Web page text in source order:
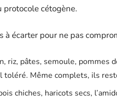
protocole cétogène.
écarter pour ne pas
riz, pâtes, semoule, pommes
toléré. Même complets, ils
chiches, haricots secs,